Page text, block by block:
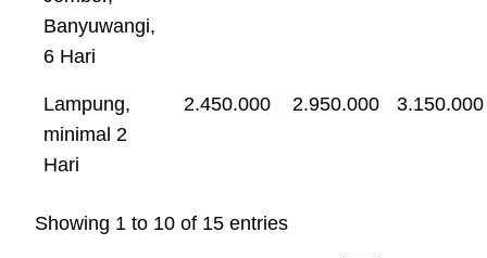
Banyuwangi,
6 Hari
Lampung,
minimal 2
Hari
2.450.000 2.950.000 3.150.000
Showing 1 to 10 of 15 entries